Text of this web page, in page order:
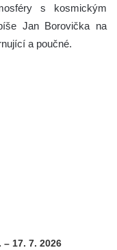
s kosmickým
Jan Borovička na
a poučné.
17. 7. 2026